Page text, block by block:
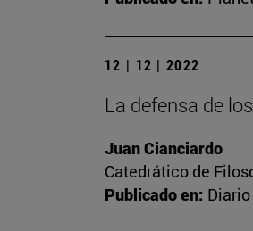
12 | 12 | 2022
La defensa de
Juan Cianciardo
Catedrático de
Publicado en: